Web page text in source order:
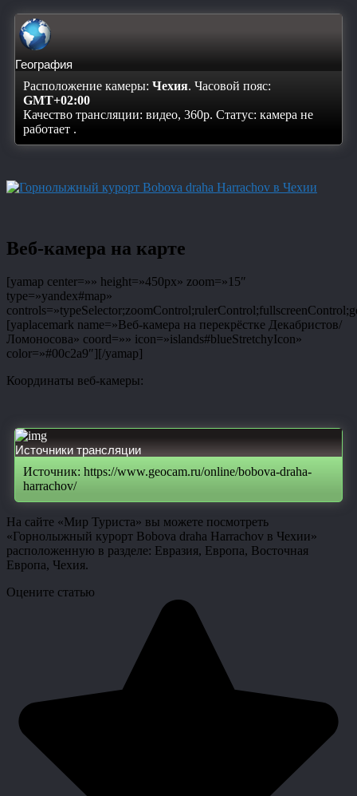
География
Расположение камеры: Чехия. Часовой пояс:
GMT+02:00
Качество трансляции: видео, 360p. Статус: камера не
работает .
Веб-камера на карте
[yamap center=»» height=»450px» zoom=»15″
type=»yandex#map»
[yaplacemark name=»Веб-камера на перекрёстке Декабристов/
Ломоносова» coord=»» icon=»islands#blueStretchyIcon»
color=»#00c2a9″][/yamap]
Координаты веб-камеры:
Источники трансляции
Источник: https://www.geocam.ru/online/bobova-draha-
harrachov/
На сайте «Мир Туриста» вы можете посмотреть
«Горнолыжный курорт Bobova draha Harrachov в Чехии»
расположенную в разделе: Евразия, Европа, Восточная
Европа, Чехия.
Оцените статью